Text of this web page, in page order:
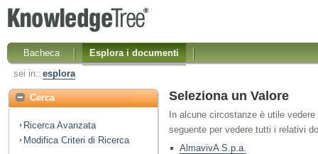
Bacheca
Esplora i documenti
sei in:: esplora
Cerca
Ricerca Avanzata
Modifica Criteri di Ricerca
Seleziona un Valore
In alcune circostanze è utile
seguente per vedere tutti i relativi
AlmavivA S.p.a.